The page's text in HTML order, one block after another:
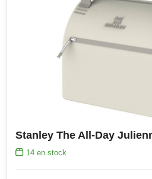
14en stock